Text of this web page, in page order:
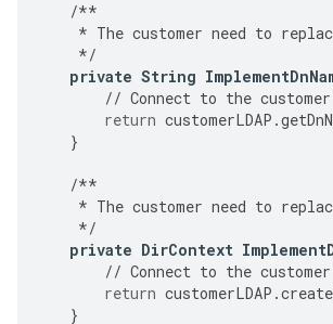
/**
* The customer need to
*/
private String
// Connect to the customer
return customerLDAP .
}
/**
* The customer need to
*/
private DirContext
// Connect to the customer
return customerLDAP .
}